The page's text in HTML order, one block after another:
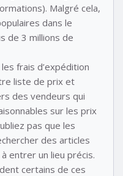
Malgré cela,
dans le
de 3 millions de
frais d’expédition
liste de prix et
des vendeurs qui
sur les prix
pas que les
des articles
entrer un lieu précis.
certains de ces